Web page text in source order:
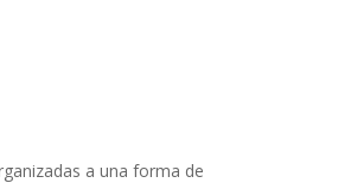
a una forma de